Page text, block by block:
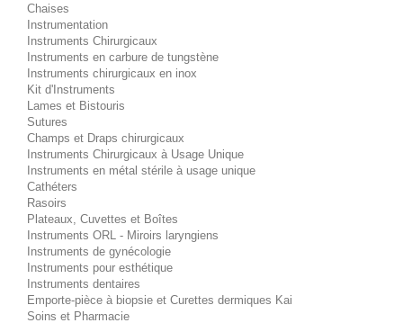
Chaises
Instrumentation
Instruments Chirurgicaux
Instruments en carbure de tungstène
Instruments chirurgicaux en inox
Kit d'Instruments
Lames et Bistouris
Sutures
Champs et Draps chirurgicaux
Instruments Chirurgicaux à Usage Unique
Instruments en métal stérile à usage unique
Cathéters
Rasoirs
Plateaux, Cuvettes et Boîtes
Instruments ORL - Miroirs laryngiens
Instruments de gynécologie
Instruments pour esthétique
Instruments dentaires
Emporte-pièce à biopsie et Curettes dermiques Kai
Soins et Pharmacie